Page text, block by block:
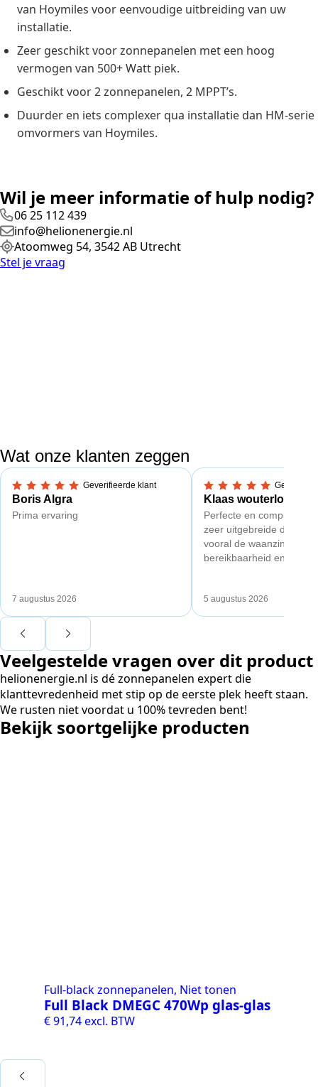
van Hoymiles voor eenvoudige uitbreiding van uw
installatie.
Zeer geschikt voor zonnepanelen met een hoog
vermogen van 500+ Watt piek.
Geschikt voor 2 zonnepanelen, 2 MPPT’s.
Duurder en iets complexer qua installatie dan HM-serie
omvormers van Hoymiles.
Wil je meer informatie of hulp nodig?
06 25 112 439
info@helionenergie.nl
Atoomweg 54, 3542 AB Utrecht
Stel je vraag
Wat onze klanten zeggen
Geverifieerde klant
5,0 van 5 sterren
Boris Algra
Prima ervaring
7 augustus 2026
5,0 van 5 sterren
Klaas wouterlood
Perfecte en complete
zeer uitgebreide
vooral de waanzinnig
bereikbaarheid en
5 augustus 2026
Veelgestelde vragen over dit product
helionenergie.nl is dé zonnepanelen expert die
klanttevredenheid met stip op de eerste plek heeft staan.
We rusten niet voordat u 100% tevreden bent!
Bekijk soortgelijke producten
Full-black zonnepanelen, Niet tonen
Full Black DMEGC 470Wp glas-glas
€91,74excl. BTW